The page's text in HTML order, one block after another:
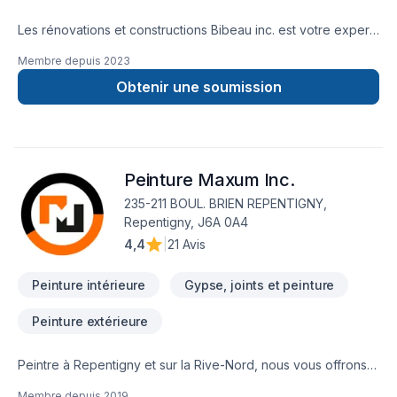
Les rénovations et constructions Bibeau inc. est votre expert
Drain français, Entretien commercial, Entretien ménager,
Excavation, Fissures, Fondations, Maçonnerie, Margelle,
Plancher, Salle de bain, Sous-sol dans les secteurs de Centre
privilégions la transparence, l'écoute et l'efficacité pour bâtir
des relations de confiance avec nos clients. Transformons
ensemble vos idées en réalité. Contactez-nous dès
maintenant.
Membre depuis 2023
Obtenir une soumission
Peinture Maxum Inc.
235-211 BOUL. BRIEN REPENTIGNY,
Repentigny, J6A 0A4
4,4
21 Avis
Peinture intérieure Gypse, joints et peinture
Peinture extérieure
Peintre à Repentigny et sur la Rive-Nord, nous vous offrons